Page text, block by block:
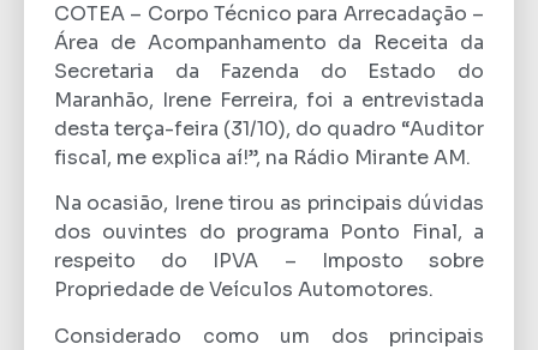
COTEA – Corpo Técnico para Arrecadação –
Área de Acompanhamento da Receita da
Secretaria da Fazenda do Estado do
Maranhão, Irene Ferreira, foi a entrevistada
desta terça-feira (31/10), do quadro “Auditor
fiscal, me explica aí!”, na Rádio Mirante AM.
Na ocasião, Irene tirou as principais dúvidas
dos ouvintes do programa Ponto Final, a
respeito do IPVA – Imposto sobre
Propriedade de Veículos Automotores.
Considerado como um dos principais